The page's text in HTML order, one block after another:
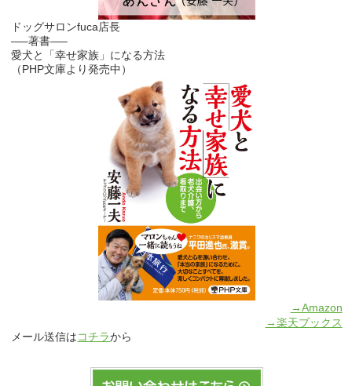
ドッグサロンfuca店長
—–著書—–
愛犬と「幸せ家族」になる方法
（PHP文庫より発売中）
→Amazon
→楽天ブックス
メール送信はコチラから